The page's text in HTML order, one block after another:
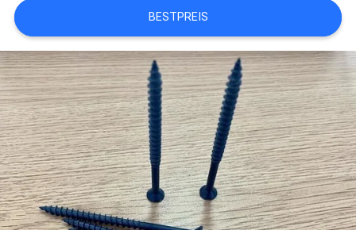
ZITAT
SITEMAP
PRIVACY
POLICY
BESTPREIS